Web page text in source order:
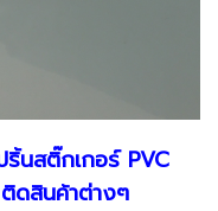
นสติ๊กเกอร์ PVC
ดสินค้าต่างๆ